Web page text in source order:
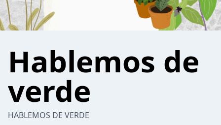
Hablemos de
verde
HABLEMOS DE VERDE